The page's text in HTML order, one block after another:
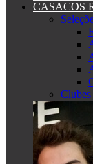
CASACOS